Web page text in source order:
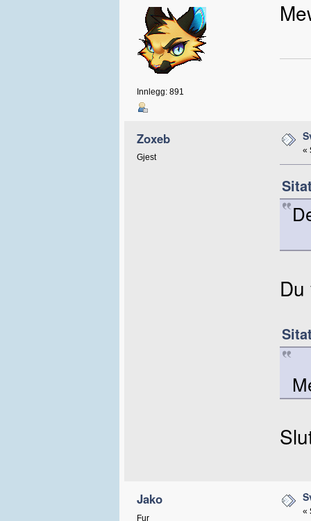
Innlegg: 891
Zoxeb
Gjest
«
Jako
Fur
«